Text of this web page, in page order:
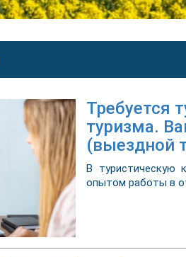
Требуется
туризма.
(выездной
В туристическую
опытом работы в